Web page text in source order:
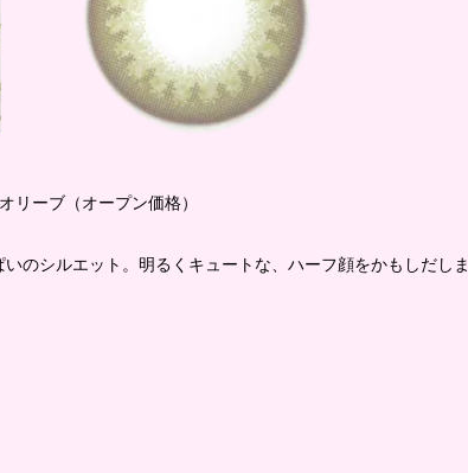
リーブ（オープン価格）
のシルエット。明るくキュートな、ハーフ顔をかもしだしま